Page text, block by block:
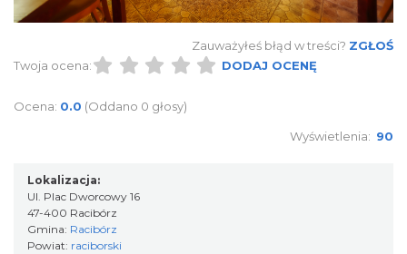
Zauważyłeś błąd w treści? ZGŁOŚ
Twoja ocena:
DODAJ OCENĘ
Ocena: 0.0 (Oddano 0 głosy)
Wyświetlenia: 90
Lokalizacja:
Ul. Plac Dworcowy 16
47-400 Racibórz
Gmina: Racibórz
Powiat: raciborski